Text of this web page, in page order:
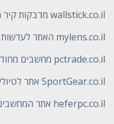
wallstick.co.il מדבקות קיר מעוצבות
mylens.co.il האתר לעדשות מגע
pctrade.co.il מחשבים מחודשים עם אחריות
SportGear.co.il אתר לטיולים ומחנאות zap
heferpc.co.il אתר המחשבים של עמק חפר